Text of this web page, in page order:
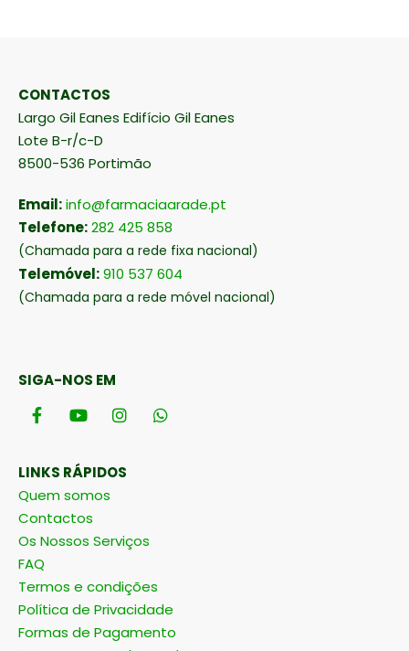
CONTACTOS
Largo Gil Eanes Edifício Gil Eanes
Lote B-r/c-D
8500-536 Portimão
Email:info@farmaciaarade.pt
Telefone:282 425 858
(Chamada para a rede fixa nacional)
Telemóvel:910 537 604
(Chamada para a rede móvel nacional)
SIGA-NOS EM
LINKS RÁPIDOS
Quem somos
Contactos
Os Nossos Serviços
FAQ
Termos e condições
Política de Privacidade
Formas de Pagamento